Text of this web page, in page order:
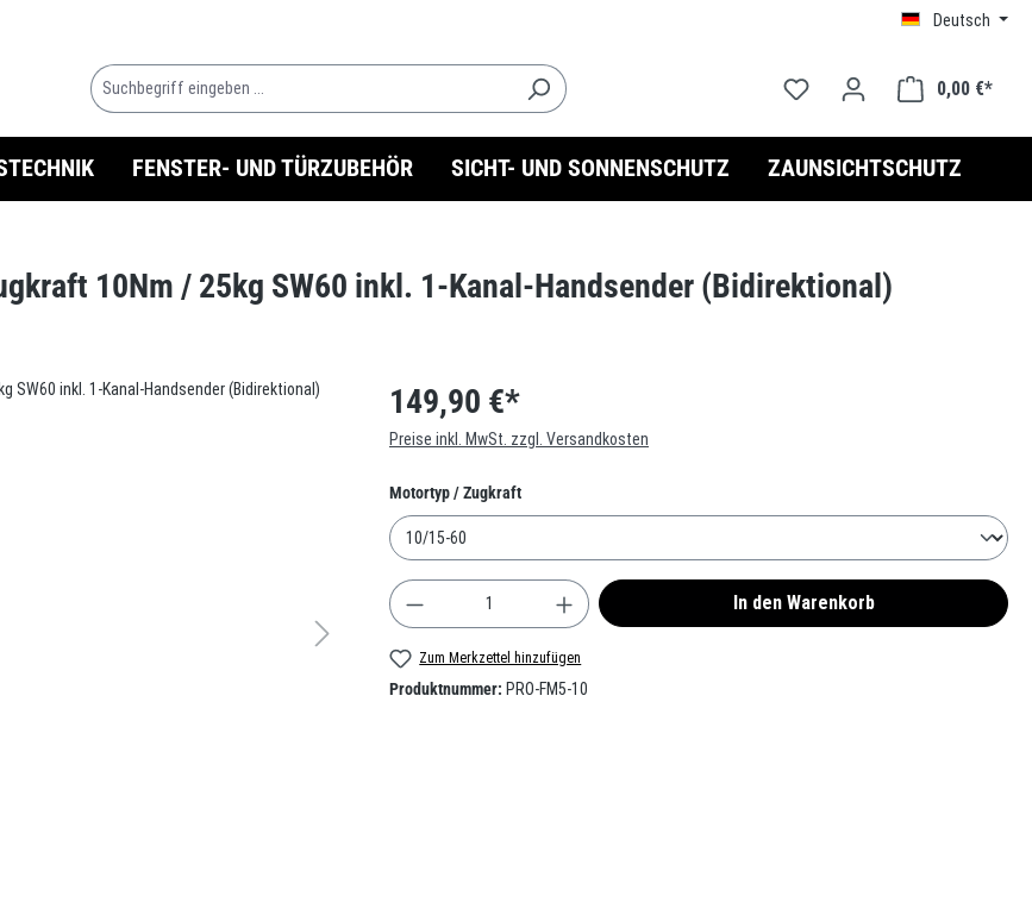
Deutsch
0,00 €*
FENSTER- UND TÜRZUBEHÖR SICHT- UND SONNENSCHUTZ ZAUNSICHTSCHUTZ
10Nm / 25kg SW60 inkl. 1-Kanal-Handsender (Bidirektional)
149,90 €*
Preise inkl. MwSt. zzgl. Versandkosten
Motortyp / Zugkraftauswählen
Produkt Anzahl: Gib den gewünschten Wert ein oder
In den Warenkorb
Zum Merkzettel hinzufügen
Produktnummer: PRO-FM5-10